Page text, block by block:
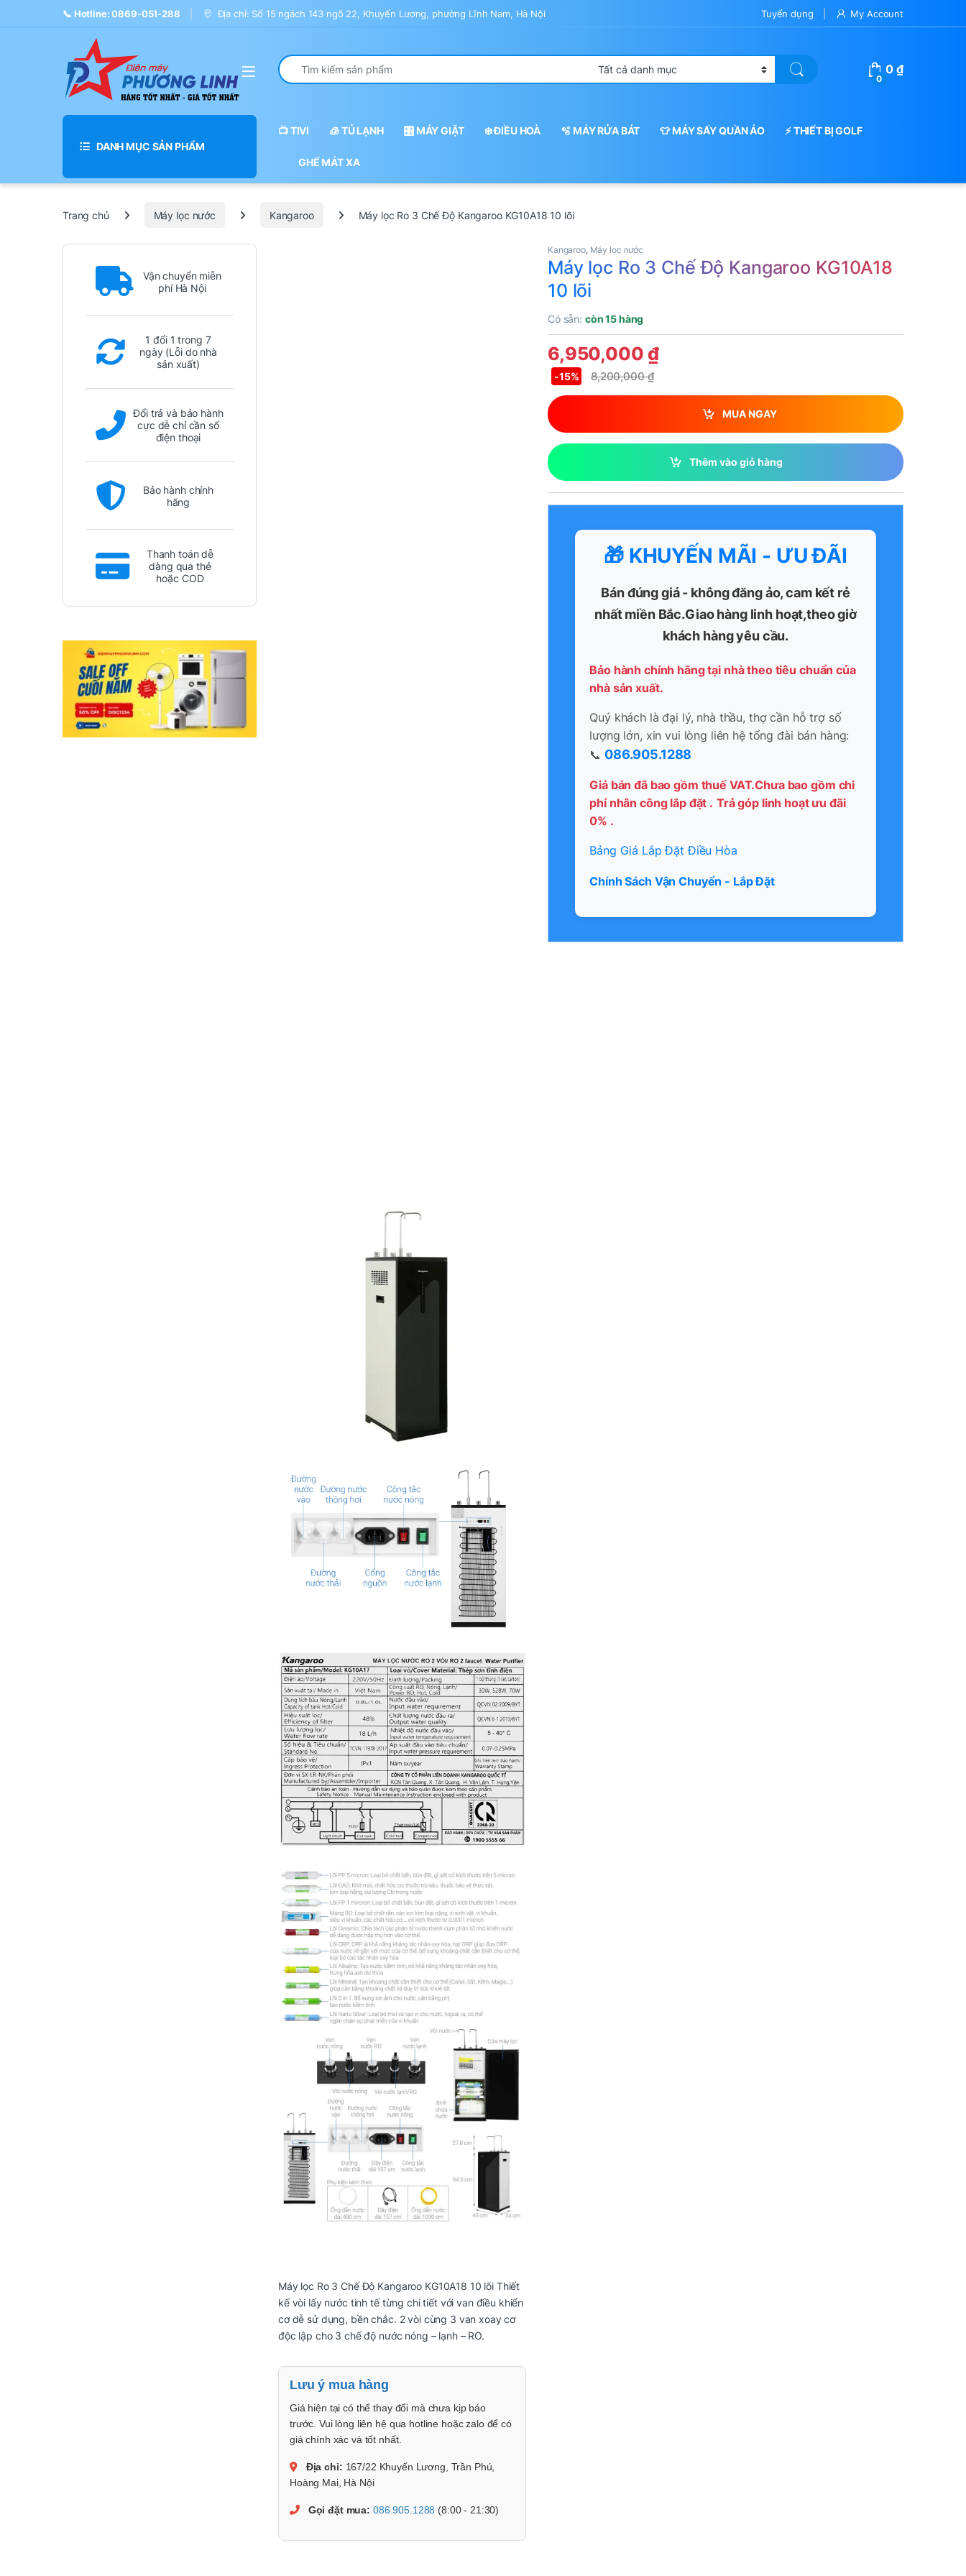
Skip to navigation
Skip to content📞 Hotline: 0869-051-288 Địa chỉ: Số 15 ngách 143 ngõ 22, Khuyến Lương, phường Lĩnh Nam, Hà Nội Tuyển dụng My Account
Search for:
0
0₫
DANH MỤC SẢN PHẨM
📺 TIVI 🧊 TỦ LẠNH 🎛️ MÁY GIẶT ❄️ ĐIỀU HOÀ 🫧 MÁY RỬA BÁT 👕 MÁY SẤY QUẦN ÁO ⚡ THIẾT BỊ GOLF
GHẾ MÁT XA
Trang chủ Máy lọc nước Kangaroo Máy lọc Ro 3 Chế Độ Kangaroo KG10A18 10 lõi
Máy lọc Ro 3 Chế Độ Kangaroo KG10A18 10 lõi Thiết
kế vòi lấy nước tinh tế từng chi tiết với van điều khiển
cơ dễ sử dụng, bền chắc. 2 vòi cùng 3 van xoay cơ
độc lập cho 3 chế độ nước nóng – lạnh – RO.
Lưu ý mua hàng
Giá hiện tại có thể thay đổi mà chưa kịp báo
trước. Vui lòng liên hệ qua hotline hoặc zalo để có
giá chính xác và tốt nhất.
Địa chỉ: 167/22 Khuyến Lương, Trần Phú,
Hoàng Mai, Hà Nội
Gọi đặt mua: 086.905.1288 (8:00 - 21:30)
Kangaroo, Máy lọc nước
Máy lọc Ro 3 Chế Độ Kangaroo KG10A18
10 lõi
Có sẵn: còn 15 hàng
6,950,000 ₫
8,200,000₫
-15%
MUA NGAY
Thêm vào giỏ hàng
🎁 KHUYẾN MÃI - ƯU ĐÃI
Bán đúng giá - không đăng ảo, cam kết rẻ
nhất miền Bắc.Giao hàng linh hoạt,theo giờ
khách hàng yêu cầu.
Bảo hành chính hãng tại nhà theo tiêu chuẩn của
nhà sản xuất.
Quý khách là đại lý, nhà thầu, thợ cần hỗ trợ số
lượng lớn, xin vui lòng liên hệ tổng đài bán hàng:
📞 086.905.1288
Giá bán đã bao gồm thuế VAT.Chưa bao gồm chi
phí nhân công lắp đặt . Trả góp linh hoạt ưu đãi
0% .
Bảng Giá Lắp Đặt Điều Hòa
Chính Sách Vận Chuyển - Lắp Đặt
Vận chuyển miễn
phí Hà Nội
1 đổi 1 trong 7
ngày (Lỗi do nhà
sản xuất)
Đổi trả và bảo hành
cực dễ chỉ cần số
điện thoại
Bảo hành chính
hãng
Thanh toán dễ
dàng qua thẻ
hoặc COD